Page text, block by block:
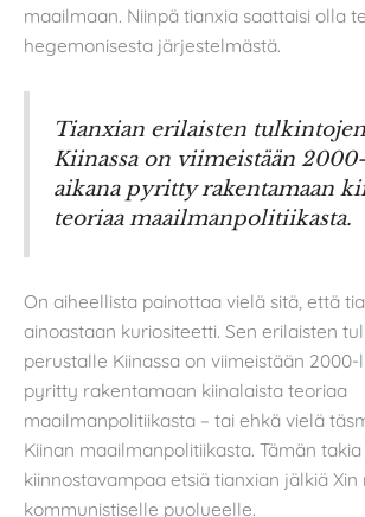
maailmaan. Niinpä tianxia saattaisi olla
hegemonisesta järjestelmästä.
Tianxian erilaisten
Kiinassa on viimeistään
aikana pyritty rakentamaan
teoriaa maailmanpolitiikasta.
On aiheellista painottaa vielä sitä, että
ainoastaan kuriositeetti. Sen erilaisten
perustalle Kiinassa on viimeistään
pyritty rakentamaan kiinalaista teoriaa
maailmanpolitiikasta – tai ehkä vielä
Kiinan maailmanpolitiikasta. Tämän
kiinnostavampaa etsiä tianxian jälkiä
kommunistiselle puolueelle.